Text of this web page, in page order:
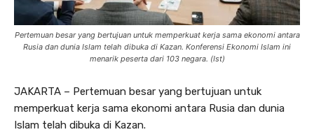
Pertemuan besar yang bertujuan untuk memperkuat kerja sama ekonomi antara
Rusia dan dunia Islam telah dibuka di Kazan. Konferensi Ekonomi Islam ini
menarik peserta dari 103 negara. (Ist)
JAKARTA – Pertemuan besar yang bertujuan untuk
memperkuat kerja sama ekonomi antara Rusia dan dunia
Islam telah dibuka di Kazan.